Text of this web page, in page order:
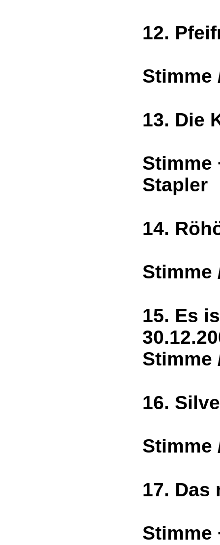
12.
Stimme
13.
Stimme
Stapler
14.
Stimme
15. Es
Stimme
16.
Stimme
17. Das
Stimme